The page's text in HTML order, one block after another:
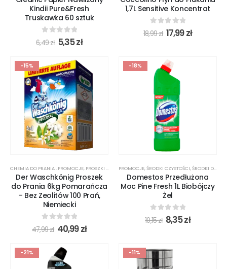
Kindii Pure&Fresh
Truskawka 60 sztuk
out of 5
6,49zł 5,35zł
1,7L Sensitive Koncentrat
0 out of 5
18,99zł 17,99zł
-15%
CHEMIA DO PRANIA, PROMOCJE, PROSZKI DO PRANIA
Der Waschkönig Proszek
do Prania 6kg Pomarańcza
– Bez Zeolitów 100 Prań,
Niemiecki
0 out of 5
47,99zł 40,99zł
-18%
PROMOCJE,ŚRODKI CZYSTOŚCI,ŚRODKI DO TOALET
Domestos Przedłużona
Moc Pine Fresh 1L Biobójczy
Żel
0out of 5
10,15zł 8,35zł
-21% -11%